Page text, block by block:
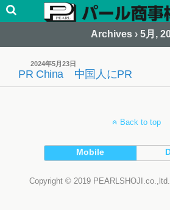
Archives › 5月,
2024年5月23日
PR China 中国人にPR
Back to top
Mobile
Copyright © 2019